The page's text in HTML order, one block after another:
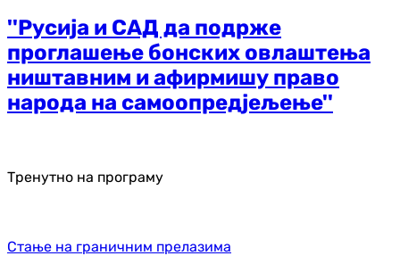
''Русија и САД да подрже
проглашење бонских овлаштења
ништавним и афирмишу право
народа на самоопредјељење''
Тренутно на програму
Стање на граничним прелазима